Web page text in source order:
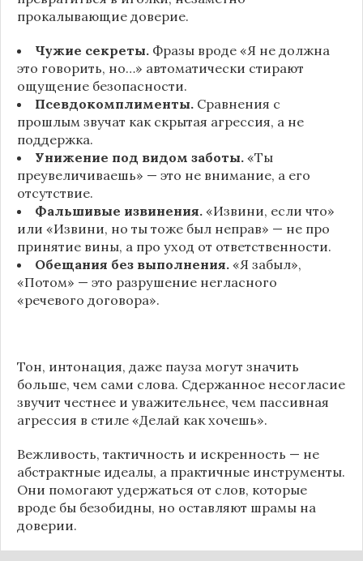
прокалывающие доверие.
Чужие секреты. Фразы вроде «Я не должна
это говорить, но…» автоматически стирают
ощущение безопасности.
Псевдокомплименты. Сравнения с
прошлым звучат как скрытая агрессия, а не
поддержка.
Унижение под видом заботы. «Ты
преувеличиваешь» — это не внимание, а его
отсутствие.
Фальшивые извинения. «Извини, если что»
или «Извини, но ты тоже был неправ» — не про
принятие вины, а про уход от ответственности.
Обещания без выполнения. «Я забыл»,
«Потом» — это разрушение негласного
«речевого договора».
Тон, интонация, даже пауза могут значить
больше, чем сами слова. Сдержанное несогласие
звучит честнее и уважительнее, чем пассивная
агрессия в стиле «Делай как хочешь».
Вежливость, тактичность и искренность — не
абстрактные идеалы, а практичные инструменты.
Они помогают удержаться от слов, которые
вроде бы безобидны, но оставляют шрамы на
доверии.